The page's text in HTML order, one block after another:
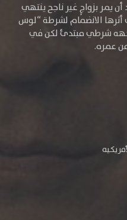
يمر بزواجٍ غير ناجح ينتهي
الانضمام لشرطة “لوس
شرطي مبتدئ لكن في
من عمره.